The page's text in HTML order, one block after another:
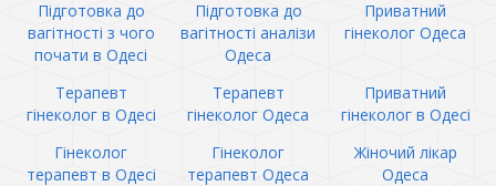
Підготовка до
вагітності з чого
почати в Одесі
Підготовка до
вагітності аналізи
Одеса
Приватний
гінеколог Одеса
Терапевт
гінеколог в Одесі
Терапевт
гінеколог Одеса
Приватний
гінеколог в Одесі
Гінеколог
терапевт в Одесі
Гінеколог
терапевт Одеса
Жіночий лікар
Одеса